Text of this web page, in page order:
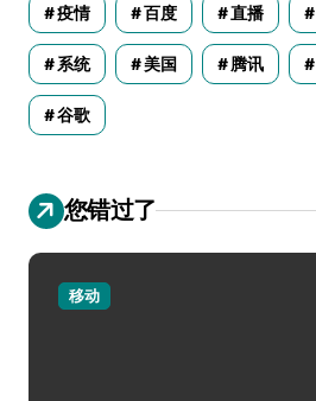
疫情 百度 直播
系统 美国 腾讯
谷歌
您错过了
移动